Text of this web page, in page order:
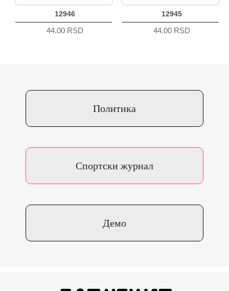
12946
44.00 RSD
12945
44.00 RSD
Политика
Спортски журнал
Демо